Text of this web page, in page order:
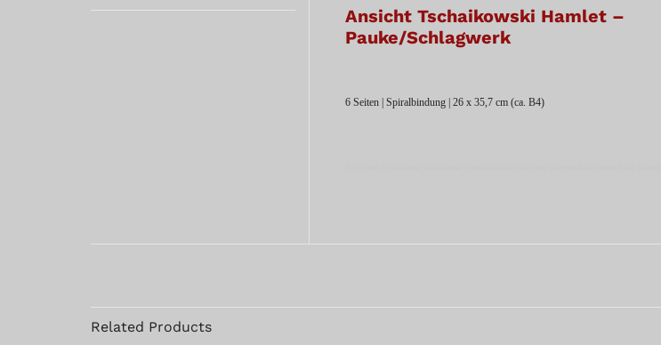
Ansicht Tschaikowski Hamlet –
Pauke/Schlagwerk
6 Seiten | Spiralbindung | 26 x 35,7 cm (ca. B4)
Related Products